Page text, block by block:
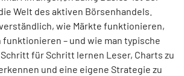
Welt des aktiven Börsenhandels.
wie Märkte funktionieren,
– und wie man typische
für Schritt lernen Leser, Charts zu
und eine eigene Strategie zu